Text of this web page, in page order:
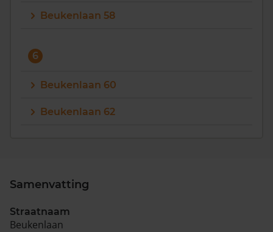
Beukenlaan 58
6
Beukenlaan 60
Beukenlaan 62
Samenvatting
Straatnaam
Beukenlaan